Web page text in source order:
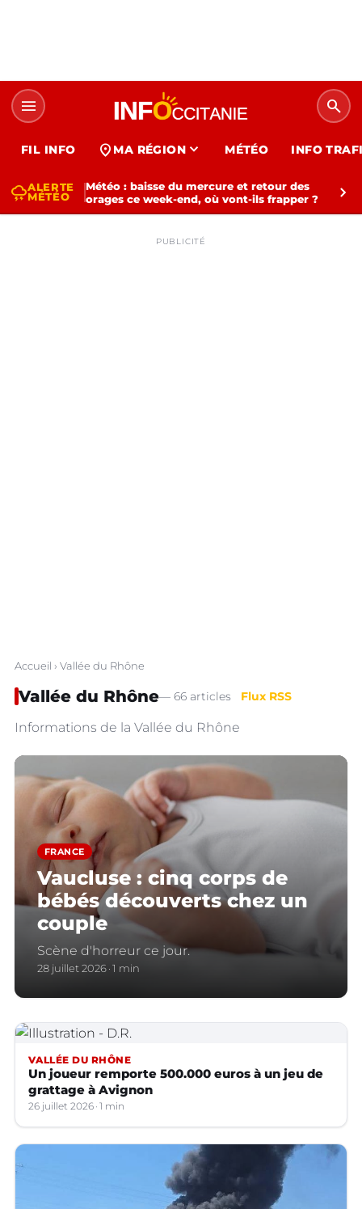
menu search
FIL INFO location_on MA RÉGION expand_more MÉTÉO INFO
thunderstormALERTE
MÉTÉO
Météo : baisse du mercure et retour des
orages ce week-end, où vont-ils frapper ?
chevron_right
PUBLICITÉ
Accueil › Vallée du Rhône
Vallée du Rhône— 66 articles Flux RSS
Informations de la Vallée du Rhône
FRANCE
Vaucluse : cinq corps de
bébés découverts chez un
couple
Scène d'horreur ce jour.
28 juillet 2026 1 min
VALLÉE DU RHÔNE
Un joueur remporte 500.000 euros à un jeu de
grattage à Avignon
26 juillet 2026 1 min